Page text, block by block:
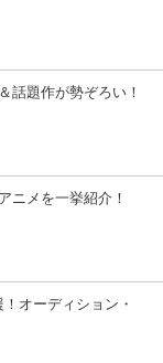
話題作が勢ぞろい！
ニメを一挙紹介！
オーディション・